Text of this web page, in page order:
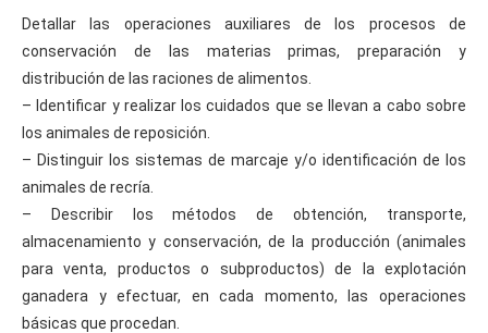
Detallar las operaciones auxiliares de los procesos de
conservación de las materias primas, preparación y
distribución de las raciones de alimentos.
– Identificar y realizar los cuidados que se llevan a cabo sobre
los animales de reposición.
– Distinguir los sistemas de marcaje y/o identificación de los
animales de recría.
– Describir los métodos de obtención, transporte,
almacenamiento y conservación, de la producción (animales
para venta, productos o subproductos) de la explotación
ganadera y efectuar, en cada momento, las operaciones
básicas que procedan.